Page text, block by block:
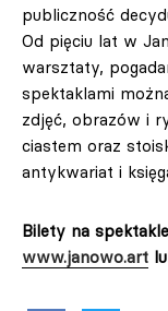
publiczność
Od pięciu lat w
warsztaty,
spektaklami
zdjęć, obrazów i
ciastem oraz
antykwariat i
Bilety na
www.janowo.art